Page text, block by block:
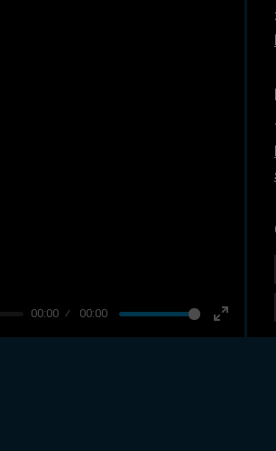
00:00 00:00
Enter